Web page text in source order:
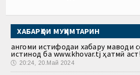
ХАБАРҲОИ МУҲИМТАРИН
Ҳангоми истифодаи хабару маводи
истинод ба www.khovar.tj ҳатмӣ аст!
🕔 20:24, 20.Май 2024